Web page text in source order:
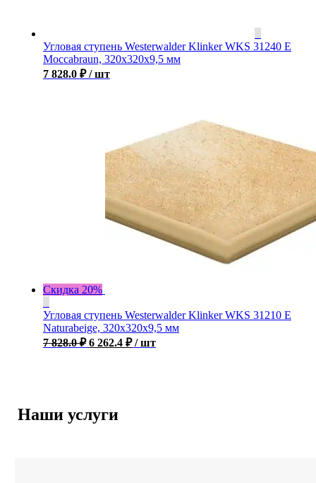
Угловая ступень Westerwalder Klinker WKS 31240 E
Moccabraun, 320x320x9,5 мм
7 828.0 ₽ / шт
Скидка 20%
Угловая ступень Westerwalder Klinker WKS 31210 E
Naturabeige, 320x320x9,5 мм
7 828.0₽ 6 262.4 ₽ / шт
Наши услуги